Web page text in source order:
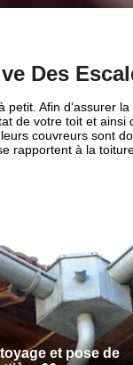
Des
Afin d’assurer la
de votre toit et ainsi
couvreurs sont
rapportent à la
et pose de